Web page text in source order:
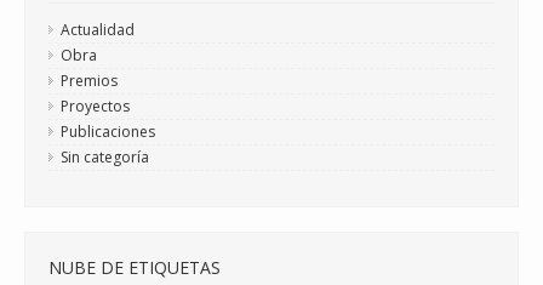
Actualidad
Obra
Premios
Proyectos
Publicaciones
Sin categoría
NUBE DE ETIQUETAS